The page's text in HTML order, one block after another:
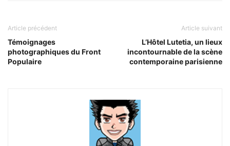
Article précédent
Témoignages
photographiques du Front
Populaire
Article suivant
L’Hôtel Lutetia, un lieux
incontournable de la scène
contemporaine parisienne